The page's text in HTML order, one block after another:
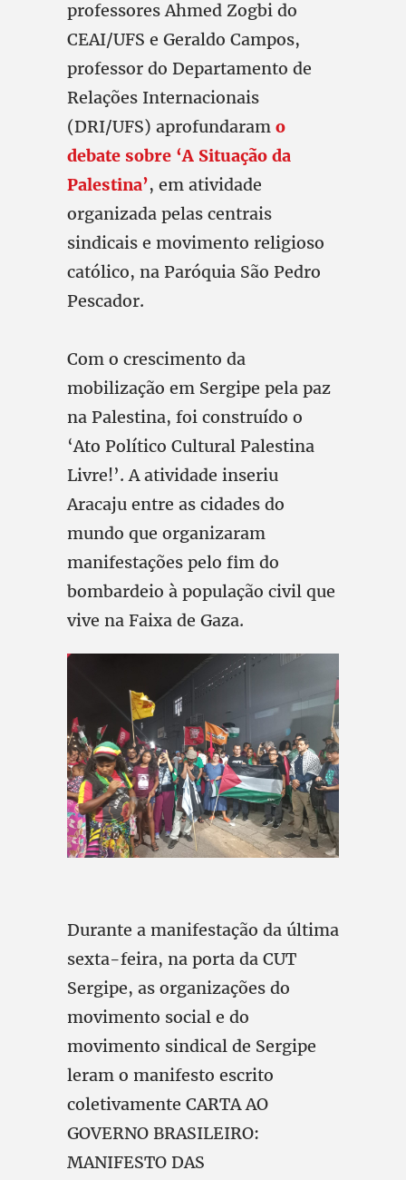
professores Ahmed Zogbi do
CEAI/UFS e Geraldo Campos,
professor do Departamento de
Relações Internacionais
(DRI/UFS) aprofundaram o
debate sobre ‘A Situação da
Palestina’, em atividade
organizada pelas centrais
sindicais e movimento religioso
católico, na Paróquia São Pedro
Pescador.
Com o crescimento da
mobilização em Sergipe pela paz
na Palestina, foi construído o
‘Ato Político Cultural Palestina
Livre!’. A atividade inseriu
Aracaju entre as cidades do
mundo que organizaram
manifestações pelo fim do
bombardeio à população civil que
vive na Faixa de Gaza.
Durante a manifestação da última
sexta-feira, na porta da CUT
Sergipe, as organizações do
movimento social e do
movimento sindical de Sergipe
leram o manifesto escrito
coletivamente CARTA AO
GOVERNO BRASILEIRO:
MANIFESTO DAS